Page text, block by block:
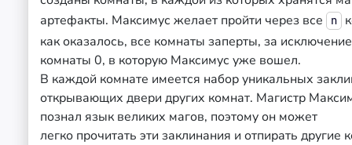
артефакты. Максимус желает пройти через все
n
как оказалось, все комнаты заперты, за
комнаты 0, в которую Максимус уже вошел.
В каждой комнате имеется набор уникальных
открывающих двери других комнат. Магистр
познал язык великих магов, поэтому он может
легко прочитать эти заклинания и отпирать другие